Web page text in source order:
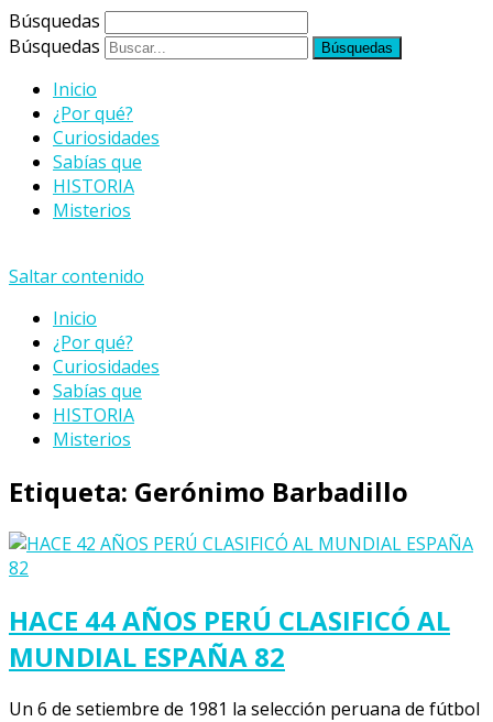
Búsquedas
Búsquedas
Inicio
¿Por qué?
Curiosidades
Sabías que
HISTORIA
Misterios
Saltar contenido
Inicio
¿Por qué?
Curiosidades
Sabías que
HISTORIA
Misterios
Etiqueta: Gerónimo Barbadillo
HACE 44 AÑOS PERÚ CLASIFICÓ AL
MUNDIAL ESPAÑA 82
Un 6 de setiembre de 1981 la selección peruana de fútbol